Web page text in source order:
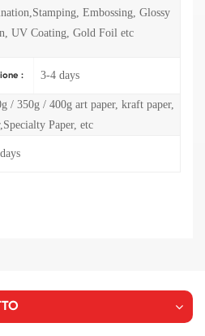
Embossing, Glossy
UV Coating, Gold Foil etc
: 3-4 days
/ 350g / 400g art paper, kraft paper,
Paper, etc